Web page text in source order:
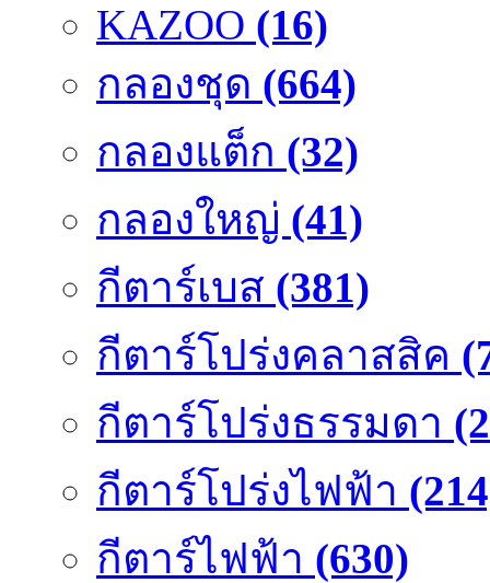
KAZOO (16)
กลองชุด (664)
กลองแต็ก (32)
กลองใหญ่ (41)
กีตาร์เบส (381)
กีตาร์โปร่งคลาสสิค
กีตาร์โปร่งธรรมดา
กีตาร์โปร่งไฟฟ้า
กีตาร์ไฟฟ้า (630)